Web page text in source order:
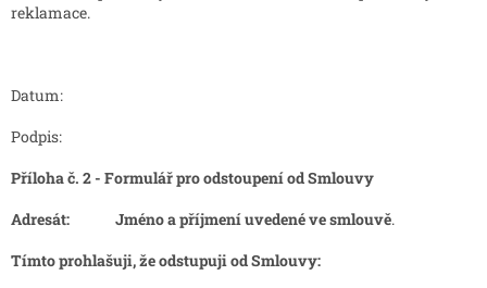
reklamace.
Datum:
Podpis:
Příloha č. 2 - Formulář pro odstoupení od Smlouvy
Adresát: Jméno a příjmení uvedené ve smlouvě.
Tímto prohlašuji, že odstupuji od Smlouvy: